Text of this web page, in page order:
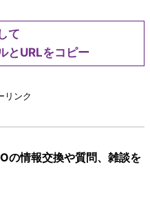
て
とURLをコピー
リンク
の情報交換や質問、雑談を